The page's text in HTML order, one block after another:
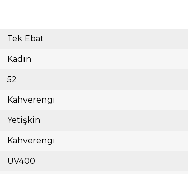
Tek Ebat
Kadın
52
Kahverengi
Yetişkin
Kahverengi
UV400